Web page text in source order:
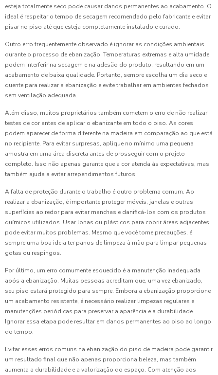
esteja totalmente seco pode causar danos permanentes ao acabamento. O
ideal é respeitar o tempo de secagem recomendado pelo fabricante e evitar
pisar no piso até que esteja completamente instalado e curado.
Outro erro frequentemente observado é ignorar as condições ambientais
durante o processo de ebanização. Temperaturas extremas e alta umidade
podem interferir na secagem e na adesão do produto, resultando em um
acabamento de baixa qualidade. Portanto, sempre escolha um dia seco e
quente para realizar a ebanização e evite trabalhar em ambientes fechados
sem ventilação adequada.
Além disso, muitos proprietários também cometem o erro de não realizar
testes de cor antes de aplicar o ebanizante em todo o piso. As cores
podem aparecer de forma diferente na madeira em comparação ao que está
no recipiente. Para evitar surpresas, aplique no mínimo uma pequena
amostra em uma área discreta antes de prosseguir com o projeto
completo. Isso não apenas garante que a cor atenda às expectativas, mas
também ajuda a evitar arrependimentos futuros.
A falta de proteção durante o trabalho é outro problema comum. Ao
realizar a ebanização, é importante proteger móveis, janelas e outras
superfícies ao redor para evitar manchas e danificá-los com os produtos
químicos utilizados. Usar lonas ou plásticos para cobrir áreas adjacentes
pode evitar muitos problemas. Mesmo que você tome precauções, é
sempre uma boa ideia ter panos de limpeza à mão para limpar pequenas
gotas ou respingos.
Por último, um erro comumente esquecido é a manutenção inadequada
após a ebanização. Muitas pessoas acreditam que, uma vez ebanizado,
seu piso estará protegido para sempre. Embora a ebanização proporcione
um acabamento resistente, é necessário realizar limpezas regulares e
manutenções periódicas para preservar a aparência e a durabilidade.
Ignorar essa etapa pode resultar em danos permanentes ao piso ao longo
do tempo.
Evitar esses erros comuns na ebanização do piso de madeira pode garantir
um resultado final que não apenas proporciona beleza, mas também
aumenta a durabilidade e a valorização do espaço. Com atenção aos